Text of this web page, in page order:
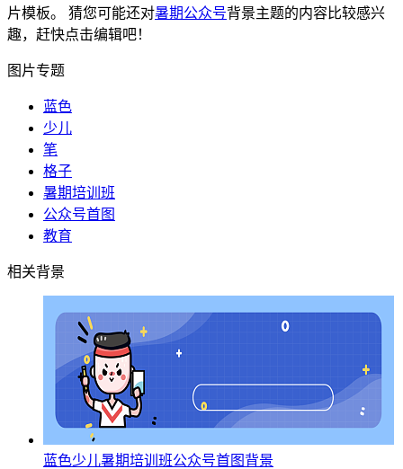
片模板。 猜您可能还对暑期公众号背景主题的内容比较感兴
趣，赶快点击编辑吧！
图片专题
蓝色
少儿
笔
格子
暑期培训班
公众号首图
教育
相关背景
蓝色少儿暑期培训班公众号首图背景